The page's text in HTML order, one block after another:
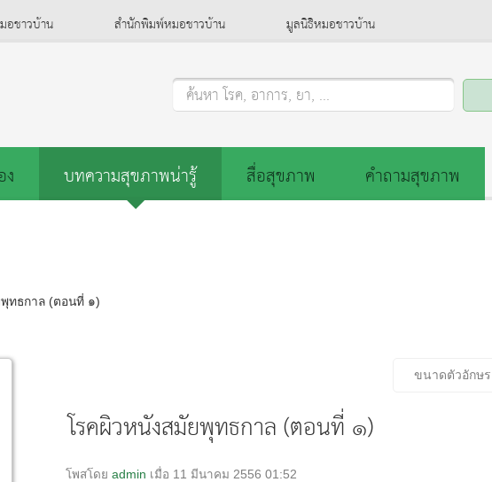
อชาวบ้าน สำนักพิมพ์หมอชาวบ้าน มูลนิธิหมอชาวบ้าน
ค้นหา โรค, อาการ, ยา, ...
บทความสุขภาพน่ารู้ สื่อสุขภาพ
คำถามสุขภาพ
ทธกาล (ตอนที่ ๑)
ขนาดตัวอักษร
โรคผิวหนังสมัยพุทธกาล (ตอนที่ ๑)
โพสโดย admin เมื่อ 11 มีนาคม 2556 01:52